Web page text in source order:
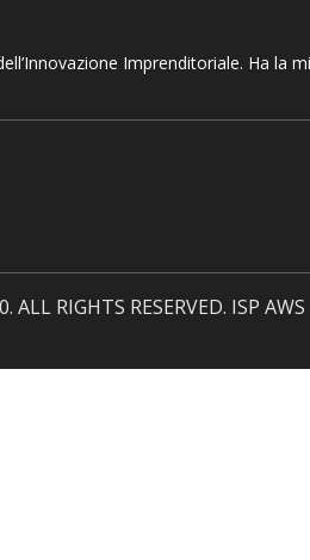
Imprenditoriale. Ha la
RIGHTS RESERVED. ISP AWS